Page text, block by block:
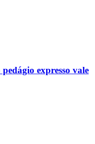
expresso vale